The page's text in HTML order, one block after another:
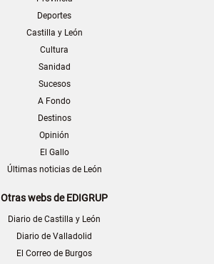
Deportes
Castilla y León
Cultura
Sanidad
Sucesos
A Fondo
Destinos
Opinión
El Gallo
Últimas noticias de León
Otras webs de EDIGRUP
Diario de Castilla y León
Diario de Valladolid
El Correo de Burgos